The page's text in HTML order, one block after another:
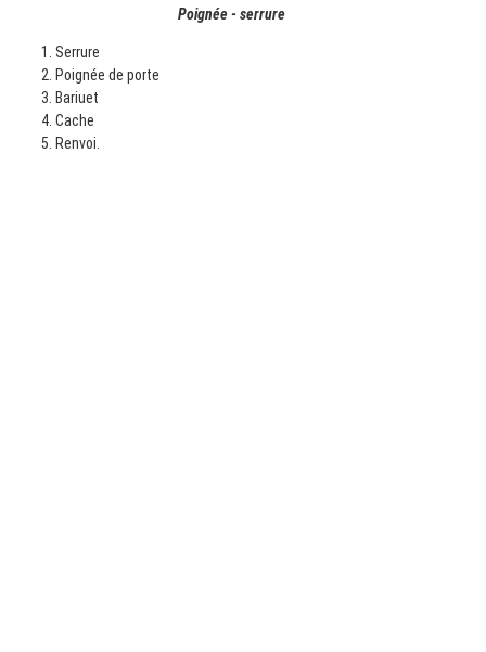
Poignée - serrure
Serrure
Poignée de porte
Bariuet
Cache
Renvoi.